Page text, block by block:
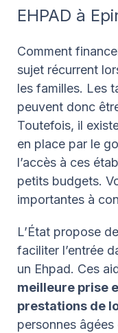
EHPAD à
Comment
sujet récurrent
les familles. Les
peuvent donc
Toutefois, il
en place par le
l’accès à ces
petits budgets.
importantes à
L’État propose
faciliter l’entrée
un Ehpad. Ces
meilleure prise
prestations de
personnes